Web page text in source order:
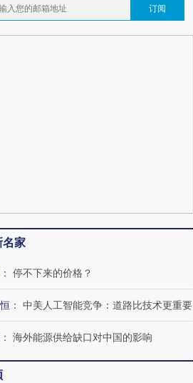
订阅
名家
： 停不下来的价格？
： 中美人工智能竞争：道路比技术更重要
： 海外能源供给缺口对中国的影响